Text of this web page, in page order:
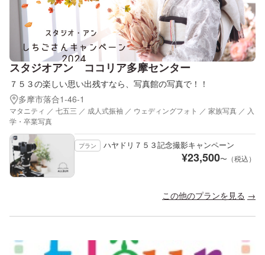
スタジオアン ココリア多摩センター
７５３の楽しい思い出残すなら、写真館の写真で！！
多摩市落合1-46-1
マタニティ ／ 七五三 ／ 成人式振袖 ／ ウェディングフォト ／ 家族写真 ／ 入
学・卒業写真
プラン ハヤドリ７５３記念撮影キャンペーン
¥23,500〜（税込）
この他のプランを見る